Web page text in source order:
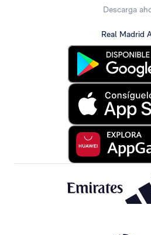
Descarga
Real Madrid